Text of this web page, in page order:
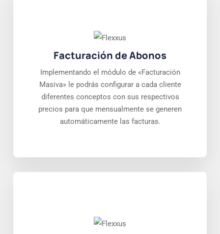
Facturación de Abonos
Implementando el módulo de «Facturación
Masiva» le podrás configurar a cada cliente
diferentes conceptos con sus respectivos
precios para que mensualmente se generen
automáticamente las facturas.